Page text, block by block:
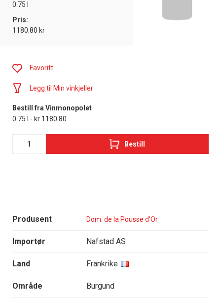
0.75 l
Pris:
1180.80 kr
Produsent Dom. de la Pousse d'Or
Importør Nafstad AS
Land Frankrike
Område Burgund
Favoritt
Legg til Min vinkjeller
Bestill fra Vinmonopolet
0.75 l - kr 1180.80
Bestill